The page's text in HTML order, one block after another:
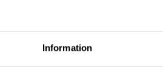
Information
Glad Påsk!